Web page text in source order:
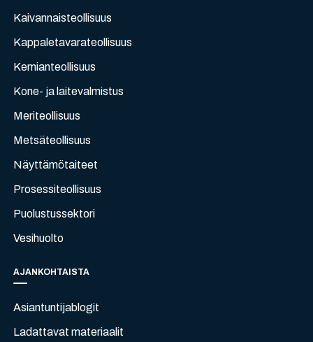
Kaivannaisteollisuus
Kappaletavarateollisuus
Kemianteollisuus
Kone- ja laitevalmistus
Meriteollisuus
Metsäteollisuus
Näyttämötaiteet
Prosessiteollisuus
Puolustussektori
Vesihuolto
AJANKOHTAISTA
Asiantuntijablogit
Ladattavat materiaalit